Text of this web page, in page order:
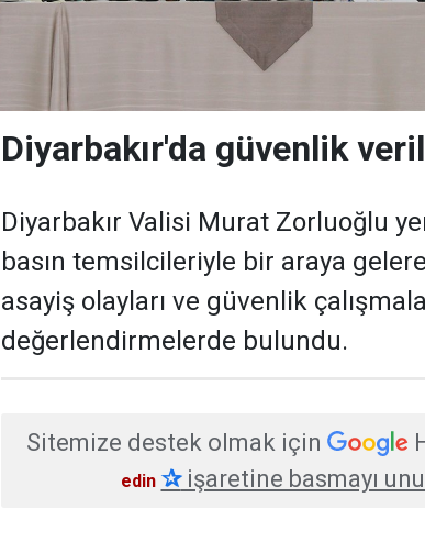
Diyarbakır'da güvenlik
Diyarbakır Valisi Murat Zorluoğlu
basın temsilcileriyle bir araya
asayiş olayları ve güvenlik
değerlendirmelerde bulundu.
Sitemize destek olmak için
edin ✰işaretine basmayı